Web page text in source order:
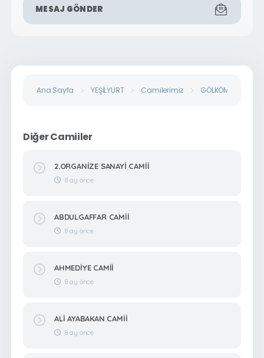
MESAJ GÖNDER
Ana Sayfa YEŞİLYURT Camilerimiz GÖLKÖMÜ CAMİİ
Diğer Camiiler
2.ORGANİZE SANAYİ CAMİİ
8 ay önce
ABDULGAFFAR CAMİİ
8 ay önce
AHMEDİYE CAMİİ
8 ay önce
ALİ AYABAKAN CAMİİ
8 ay önce